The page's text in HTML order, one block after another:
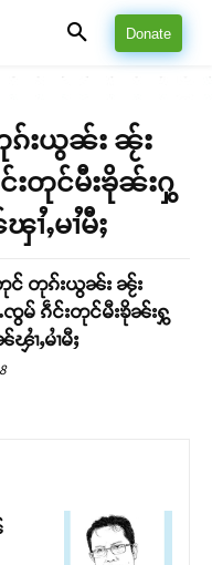
Donate
းယွၼ်း ၼႂ်း
တုင်မီးၶိုၼ်းႁွ
ႇမၢႆမီႈ
င် တုၵ်းယွၼ်း ၼႂ်း
မ် ၵဵင်းတုင်မီးၶိုၼ်းႁွ
ၢႆႇမၢႆမီႈ